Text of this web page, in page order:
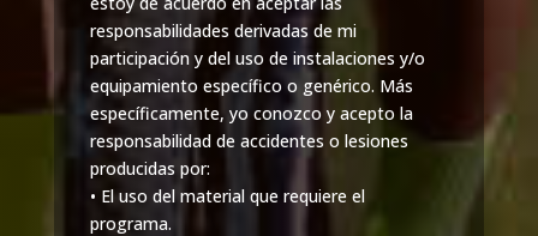
responsabilidades derivadas de mi
participación y del uso de instalaciones y/o
equipamiento específico o genérico. Más
específicamente, yo conozco y acepto la
responsabilidad de accidentes o lesiones
producidas por:
• El uso del material que requiere el
programa.